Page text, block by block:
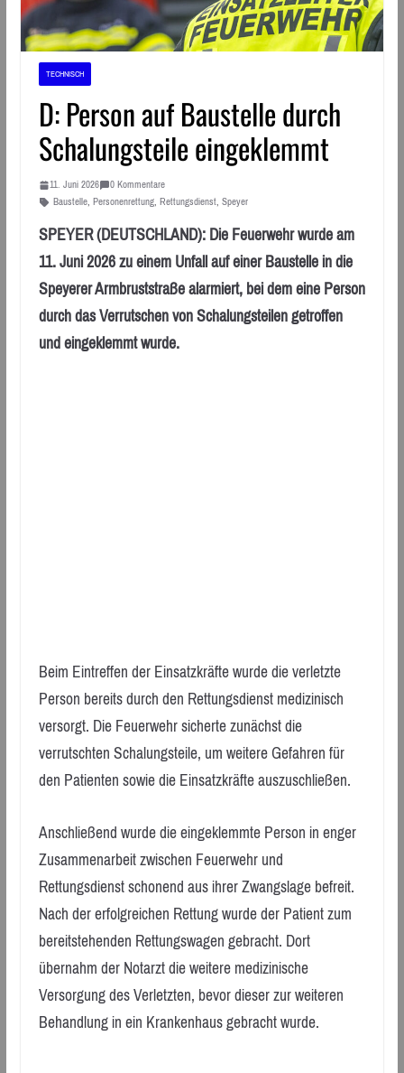
TECHNISCH
D: Person auf Baustelle durch
Schalungsteile eingeklemmt
11. Juni 2026
0 Kommentare
Baustelle, Personenrettung, Rettungsdienst, Speyer
SPEYER (DEUTSCHLAND): Die Feuerwehr wurde am
11. Juni 2026 zu einem Unfall auf einer Baustelle in die
Speyerer Armbruststraße alarmiert, bei dem eine Person
durch das Verrutschen von Schalungsteilen getroffen
und eingeklemmt wurde.
Beim Eintreffen der Einsatzkräfte wurde die verletzte
Person bereits durch den Rettungsdienst medizinisch
versorgt. Die Feuerwehr sicherte zunächst die
verrutschten Schalungsteile, um weitere Gefahren für
den Patienten sowie die Einsatzkräfte auszuschließen.
Anschließend wurde die eingeklemmte Person in enger
Zusammenarbeit zwischen Feuerwehr und
Rettungsdienst schonend aus ihrer Zwangslage befreit.
Nach der erfolgreichen Rettung wurde der Patient zum
bereitstehenden Rettungswagen gebracht. Dort
übernahm der Notarzt die weitere medizinische
Versorgung des Verletzten, bevor dieser zur weiteren
Behandlung in ein Krankenhaus gebracht wurde.